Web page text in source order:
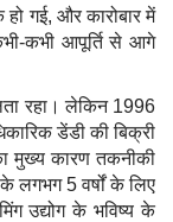
गई, और कारोबार में
कभी आपूर्ति से आगे
रहा। लेकिन 1996
डेंडी की बिक्री
मुख्य कारण तकनीकी
लगभग 5 वर्षों के लिए
उद्योग के भविष्य के